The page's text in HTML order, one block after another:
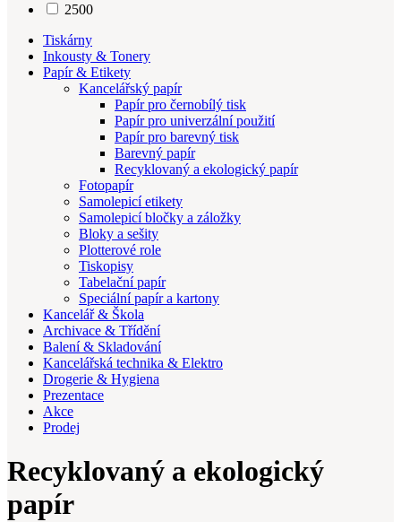
2500
Tiskárny
Inkousty & Tonery
Papír & Etikety
Kancelářský papír
Papír pro černobílý tisk
Papír pro univerzální použití
Papír pro barevný tisk
Barevný papír
Recyklovaný a ekologický papír
Fotopapír
Samolepicí etikety
Samolepicí bločky a záložky
Bloky a sešity
Plotterové role
Tiskopisy
Tabelační papír
Speciální papír a kartony
Kancelář & Škola
Archivace & Třídění
Balení & Skladování
Kancelářská technika & Elektro
Drogerie & Hygiena
Prezentace
Akce
Prodej
Recyklovaný a ekologický
papír